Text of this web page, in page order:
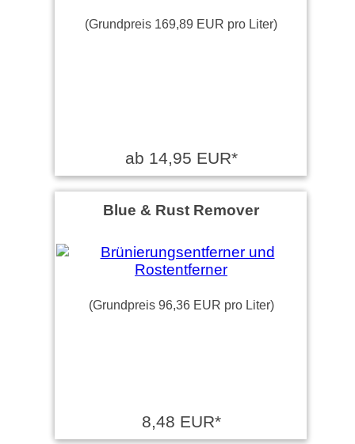
(Grundpreis 169,89 EUR pro Liter)
ab 14,95 EUR*
Blue & Rust Remover
(Grundpreis 96,36 EUR pro Liter)
8,48 EUR*